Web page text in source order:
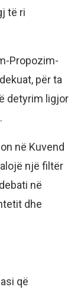
të ri
Propozim-
për ta
detyrim ligjor
në Kuvend
një filtër
në
dhe
që